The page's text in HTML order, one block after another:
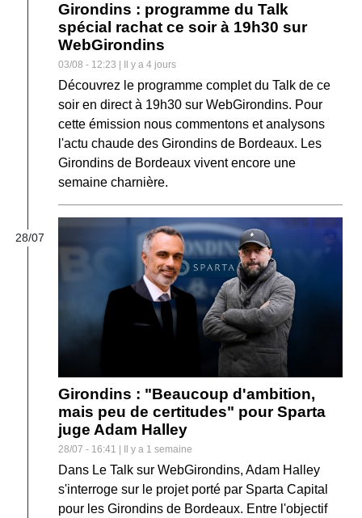
Girondins : programme du Talk
spécial rachat ce soir à 19h30 sur
WebGirondins
03/08 - 12:23 | Il y a 4 jours
Découvrez le programme complet du Talk de ce
soir en direct à 19h30 sur WebGirondins. Pour
cette émission nous commentons et analysons
l'actu chaude des Girondins de Bordeaux. Les
Girondins de Bordeaux vivent encore une
semaine charnière.
28/07
Girondins : "Beaucoup d'ambition,
mais peu de certitudes" pour Sparta
juge Adam Halley
28/07 - 16:41 | Il y a 1 semaine
Dans Le Talk sur WebGirondins, Adam Halley
s'interroge sur le projet porté par Sparta Capital
pour les Girondins de Bordeaux. Entre l'objectif